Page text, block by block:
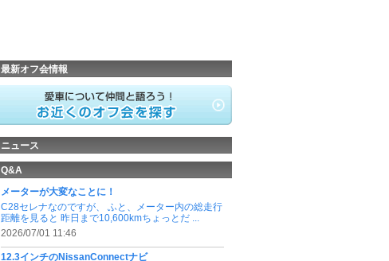
最新オフ会情報
ニュース
Q&A
メーターが大変なことに！
C28セレナなのですが、 ふと、メーター内の総走行
距離を見ると 昨日まで10,600kmちょっとだ ...
2026/07/01 11:46
12.3インチのNissanConnectナビ